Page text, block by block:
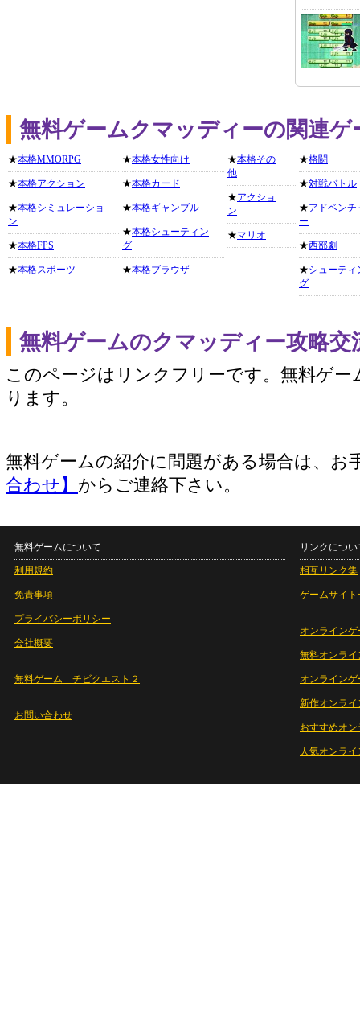
無料ゲームクマッディーの関連
★本格MMORPG
★本格アクション
★本格シミュレーショ
ン
★本格FPS
★本格スポーツ
★本格女性向け
★本格カード
★本格ギャンブル
★本格シューティン
グ
★本格ブラウザ
★本格その
他
★アクショ
ン
★マリオ
★格闘
★対戦バトル
★アドベンチ
ー
★西部劇
★シューティ
グ
無料ゲームのクマッディー攻略
このページはリンクフリーです。無料ゲー
ります。
無料ゲームの紹介に問題がある場合は、お
合わせ】 からご連絡下さい。
無料ゲームについて
利用規約
免責事項
プライバシーポリシー
会社概要
無料ゲーム チビクエスト２
お問い合わせ
リンクについ
相互リンク集
ゲームサイト
オンラインゲ
無料オンライ
オンライン
新作オンライ
おすすめオ
人気オンラ